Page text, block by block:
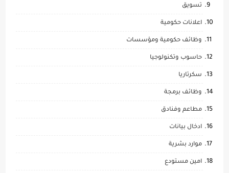
تسويق
اعلانات حكومية
وظائف حكومية ومؤسسات
حاسوب وتكنولوجيا
سكرتاريا
وظائف برمجة
مطاعم وفنادق
ادخال بيانات
موارد بشرية
امين مستودع